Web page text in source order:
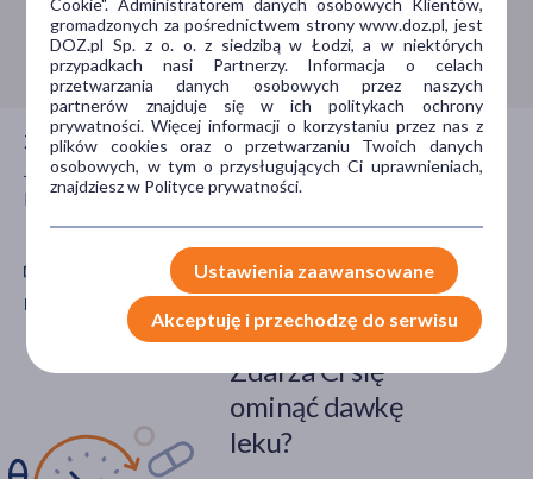
szampon (1)
Problem
suchość(3)
egzema(3)
łuszczyca(2)
podrażnienie(2)
AZS (atopowe zapalenie skóry)
pokaż więcej
konopia(4)
gliceryna (2)
Infolinia:800 110 110
Zadzwoń do nas jeśli potrzebujesz porady farmaceuty.
Jesteśmy dla Ciebie czynni całą dobę, 7 dni w tygodniu,
bezpłatnie.
Pobierz aplikację mobilną Doz.pl
Zdarza Ci się
ominąć dawkę
leku?
Cookie". Administratorem danych osobowych Klientów,
gromadzonych za pośrednictwem strony www.doz.pl, jest
DOZ.pl Sp. z o. o. z siedzibą w Łodzi, a w niektórych
przypadkach nasi Partnerzy. Informacja o celach
przetwarzania danych osobowych przez naszych
partnerów znajduje się w ich politykach ochrony
prywatności. Więcej informacji o korzystaniu przez nas z
plików cookies oraz o przetwarzaniu Twoich danych
osobowych, w tym o przysługujących Ci uprawnieniach,
znajdziesz w Polityce prywatności.
Ustawienia zaawansowane
Akceptuję i przechodzę do serwisu